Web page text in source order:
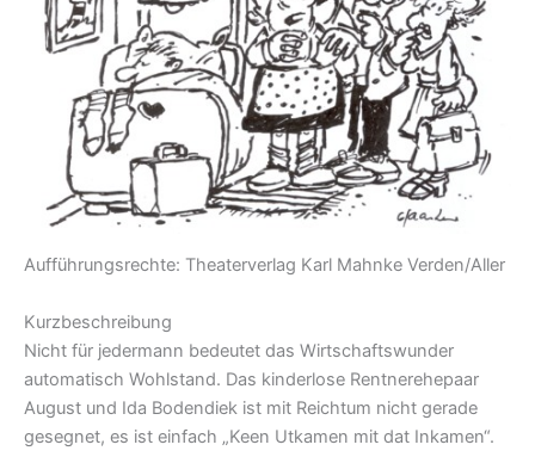
Aufführungsrechte: Theaterverlag Karl Mahnke Verden/Aller
Kurzbeschreibung
Nicht für jedermann bedeutet das Wirtschaftswunder
automatisch Wohlstand. Das kinderlose Rentnerehepaar
August und Ida Bodendiek ist mit Reichtum nicht gerade
gesegnet, es ist einfach „Keen Utkamen mit dat Inkamen“.